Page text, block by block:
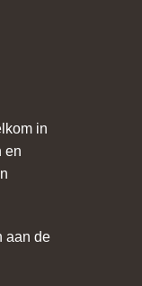
in
en
aan de